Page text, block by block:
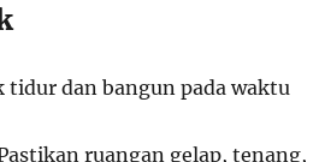
tidur dan bangun pada waktu
ruangan gelap, tenang,